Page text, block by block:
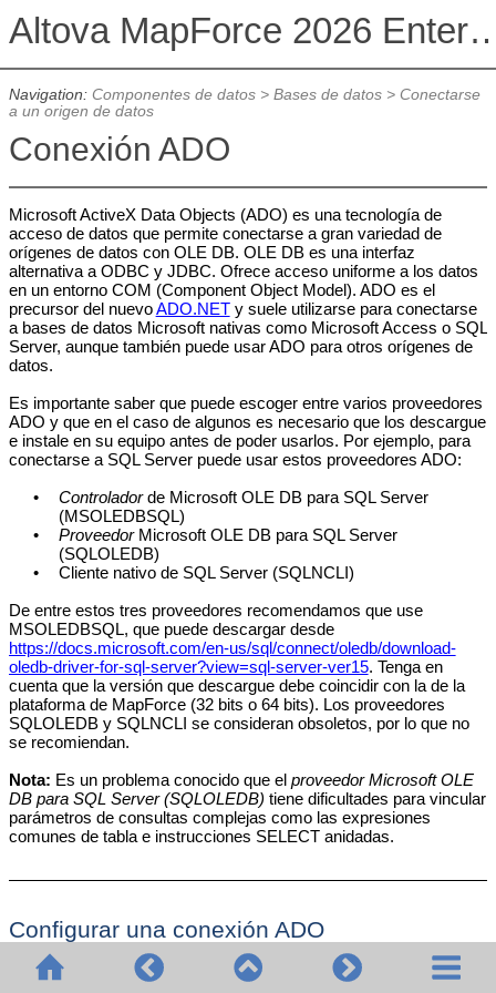
Altova MapForce 2026
Navigation: Componentes de datos> Bases de datos> Conectarse
a un origen de datos
Conexión ADO
Microsoft ActiveX Data Objects (ADO) es una tecnología de
acceso de datos que permite conectarse a gran variedad de
orígenes de datos con OLE DB. OLE DB es una interfaz
alternativa a ODBC y JDBC. Ofrece acceso uniforme a los datos
en un entorno COM (Component Object Model). ADO es el
precursor del nuevoADO.NETy suele utilizarse para conectarse
a bases de datos Microsoft nativas como Microsoft Access o SQL
Server, aunque también puede usar ADO para otros orígenes de
datos.
Es importante saber que puede escoger entre varios proveedores
ADO y que en el caso de algunos es necesario que los descargue
e instale en su equipo antes de poder usarlos. Por ejemplo, para
conectarse a SQL Server puede usar estos proveedores ADO:
•
Controladorde Microsoft OLE DB para SQL Server
(MSOLEDBSQL)
•
ProveedorMicrosoft OLE DB para SQL Server
(SQLOLEDB)
•
Cliente nativo de SQL Server (SQLNCLI)
De entre estos tres proveedores recomendamos que use
MSOLEDBSQL, que puede descargar desde
https://docs.microsoft.com/en-us/sql/connect/oledb/download-
oledb-driver-for-sql-server?view=sql-server-ver15. Tenga en
cuenta que la versión que descargue debe coincidir con la de la
plataforma de MapForce (32 bits o 64 bits). Los proveedores
SQLOLEDB y SQLNCLI se consideran obsoletos, por lo que no
se recomiendan.
Nota: Es un problema conocido que el proveedor Microsoft OLE
DB para SQL Server (SQLOLEDB) tiene dificultades para vincular
parámetros de consultas complejas como las expresiones
comunes de tabla e instrucciones SELECT anidadas.
Configurar una conexión ADO
Para configurar una conexión ADO: